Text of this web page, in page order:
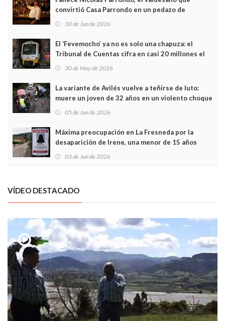
convirtió Casa Parrondo en un pedazo de
Asturias en Madrid
30 de Jun de 2026
El ‘Fevemocho’ ya no es solo una chapuza: el
Tribunal de Cuentas cifra en casi 20 millones el
sobrecoste de los trenes que no cabían por los
30 de May de 2026
La variante de Avilés vuelve a teñirse de luto:
muere un joven de 32 años en un violento choque
frontal
05 de Jun de 2026
Máxima preocupación en La Fresneda por la
desaparición de Irene, una menor de 15 años
03 de Jun de 2026
VÍDEO DESTACADO